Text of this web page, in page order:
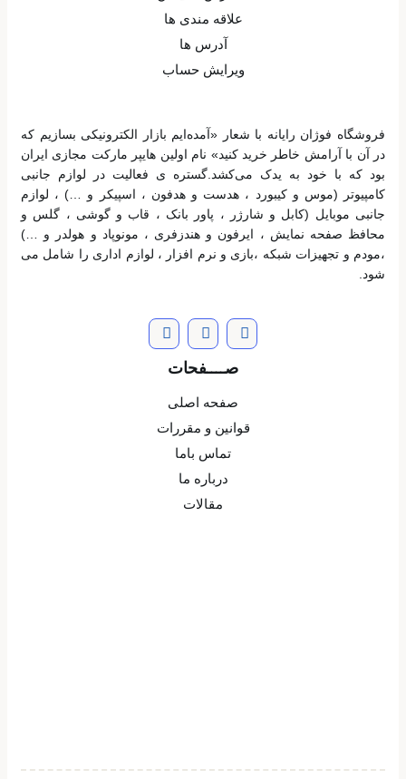
علاقه مندی ها
آدرس ها
ویرایش حساب
فروشگاه فوژان رایانه با شعار «آمده‌ایم بازار الکترونیکی بسازیم که
در آن با آرامش خاطر خرید کنید» نام اولین هایپر مارکت مجازی ایران
بود که با خود به یدک می‌کشد.گستره ی فعالیت در لوازم جانبی
کامپیوتر (موس و کیبورد ، هدست و هدفون ، اسپیکر و …) ، لوازم
جانبی موبایل (کابل و شارژر ، پاور بانک ، قاب و گوشی ، گلس و
محافظ صفحه نمایش ، ایرفون و هندزفری ، مونوپاد و هولدر و …)
،مودم و تجهیزات شبکه ،بازی و نرم افزار ، لوازم اداری را شامل می
شود.
صــــفحات
صفحه اصلی
قوانین و مقررات
تماس باما
درباره ما
مقالات